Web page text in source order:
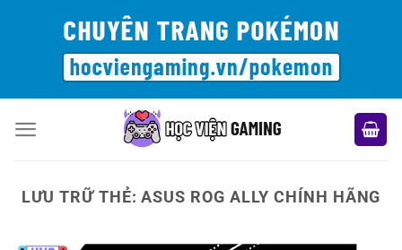
LƯU TRỮ THẺ:ASUS ROG ALLY CHÍNH HÃNG